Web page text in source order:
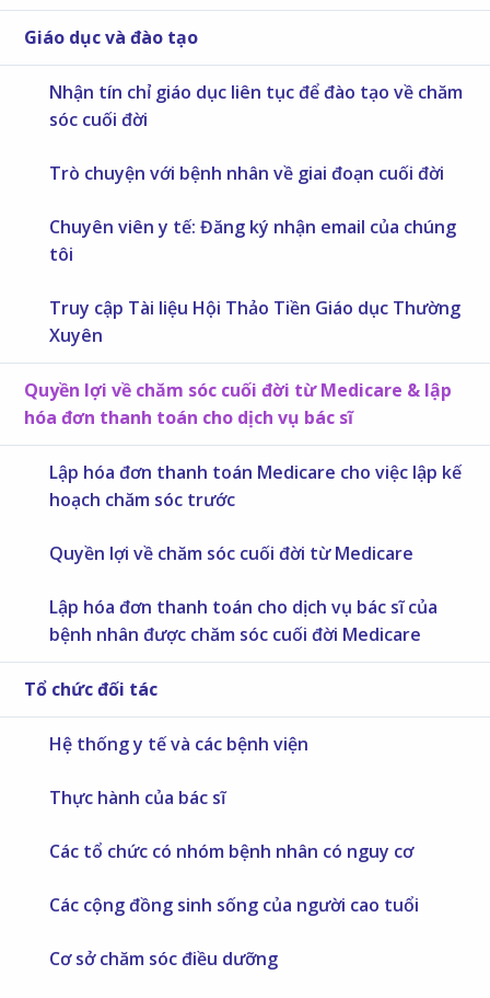
Giáo dục và đào tạo
Nhận tín chỉ giáo dục liên tục để đào tạo về chăm
sóc cuối đời
Trò chuyện với bệnh nhân về giai đoạn cuối đời
Chuyên viên y tế: Đăng ký nhận email của chúng
tôi
Truy cập Tài liệu Hội Thảo Tiền Giáo dục Thường
Xuyên
Quyền lợi về chăm sóc cuối đời từ Medicare & lập
hóa đơn thanh toán cho dịch vụ bác sĩ
Lập hóa đơn thanh toán Medicare cho việc lập kế
hoạch chăm sóc trước
Quyền lợi về chăm sóc cuối đời từ Medicare
Lập hóa đơn thanh toán cho dịch vụ bác sĩ của
bệnh nhân được chăm sóc cuối đời Medicare
Tổ chức đối tác
Hệ thống y tế và các bệnh viện
Thực hành của bác sĩ
Các tổ chức có nhóm bệnh nhân có nguy cơ
Các cộng đồng sinh sống của người cao tuổi
Cơ sở chăm sóc điều dưỡng